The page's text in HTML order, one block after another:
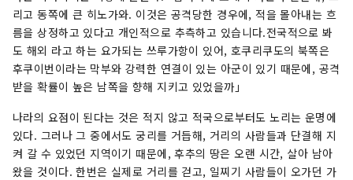
리고 동쪽에 큰 히노가와. 이것은 공격당한 경우에, 적을 몰아내는 흐
름을 상정하고 있다고 개인적으로 추측하고 있습니다.전국적으로 봐
도 해외 라고 하는 요가되는 쓰루가항이 있어, 호쿠리쿠도의 북쪽은
후쿠이번이라는 막부와 강력한 연결이 있는 아군이 있기 때문에, 공격
받을 확률이 높은 남쪽을 향해 지키고 있었을까」
나라의 요점이 된다는 것은 적지 않고 적국으로부터도 노리는 운명에
있다. 그러나 그 중에서도 궁리를 거듭해, 거리의 사람들과 단결해 지
켜 갈 수 있었던 지역이기 때문에, 후추의 땅은 오랜 시간, 살아 남아
왔을 것이다. 한번은 실제로 거리를 걷고, 일찌기 사람들이 오가던 가